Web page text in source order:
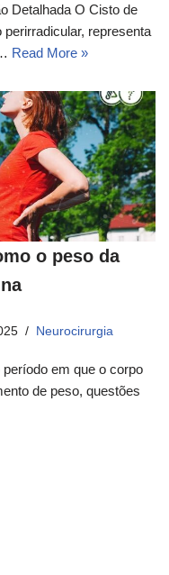
Detalhada O Cisto de
representa
Read More »
o peso da
Neurocirurgia
em que o corpo
de peso, questões